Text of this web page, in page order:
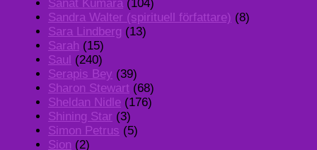
Sanat Kumara (104)
Sandra Walter (spirituell författare) (8)
Sara Lindberg (13)
Sarah (15)
Saul (240)
Serapis Bey (39)
Sharon Stewart (68)
Sheldan Nidle (176)
Shining Star (3)
Simon Petrus (5)
Sion (2)